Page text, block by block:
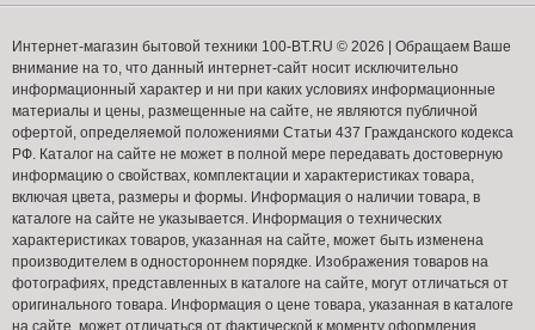
Интернет-магазин бытовой техники 100-BT.RU © 2026 | Обращаем Ваше
внимание на то, что данный интернет-сайт носит исключительно
информационный характер и ни при каких условиях информационные
материалы и цены, размещенные на сайте, не являются публичной
офертой, определяемой положениями Статьи 437 Гражданского кодекса
РФ. Каталог на сайте не может в полной мере передавать достоверную
информацию о свойствах, комплектации и характеристиках товара,
включая цвета, размеры и формы. Информация о наличии товара, в
каталоге на сайте не указывается. Информация о технических
характеристиках товаров, указанная на сайте, может быть изменена
производителем в одностороннем порядке. Изображения товаров на
фотографиях, представленных в каталоге на сайте, могут отличаться от
оригинального товара. Информация о цене товара, указанная в каталоге